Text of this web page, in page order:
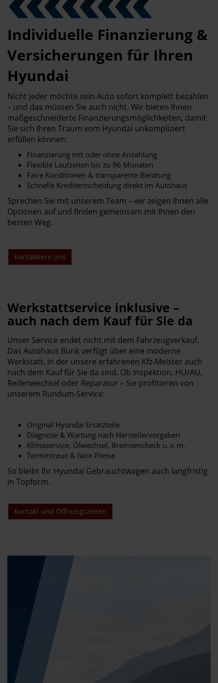
Individuelle Finanzierung &
Versicherungen für Ihren
Hyundai
Nicht jeder möchte sein Auto sofort komplett bezahlen
– und das müssen Sie auch nicht. Wir bieten Ihnen
maßgeschneiderte Finanzierungsmöglichkeiten, damit
Sie sich Ihren Traum vom Hyundai unkompliziert
erfüllen können:
Finanzierung mit oder ohne Anzahlung
Flexible Laufzeiten bis zu 96 Monaten
Faire Konditionen & transparente Beratung
Schnelle Kreditentscheidung direkt im Autohaus
Sprechen Sie mit unserem Team – wir zeigen Ihnen alle
Optionen auf und finden gemeinsam mit Ihnen den
besten Weg.
Kontaktiere uns
Werkstattservice inklusive –
auch nach dem Kauf für Sie da
Unser Service endet nicht mit dem Fahrzeugverkauf.
Das Autohaus Bunk verfügt über eine moderne
Werkstatt, in der unsere erfahrenen Kfz-Meister auch
nach dem Kauf für Sie da sind. Ob Inspektion, HU/AU,
Reifenwechsel oder Reparatur – Sie profitieren von
unserem Rundum-Service:
Original Hyundai Ersatzteile
Diagnose & Wartung nach Herstellervorgaben
Klimaservice, Ölwechsel, Bremsencheck u. v. m.
Termintreue & faire Preise
So bleibt Ihr Hyundai Gebrauchtwagen auch langfristig
in Topform.
Kontakt und Öffnungszeiten